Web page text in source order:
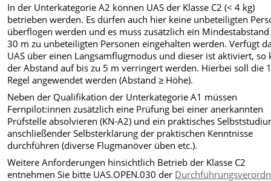
In der Unterkategorie A2 können UAS der Klasse C2 (< 4 kg)
betrieben werden. Es dürfen auch hier keine unbeteiligten
überflogen werden und es muss zusätzlich ein
30 m zu unbeteiligten Personen eingehalten werden. Verfügt
UAS über einen Langsamflugmodus und dieser ist aktiviert, so
der Abstand auf bis zu 5 m verringert werden. Hierbei soll die
Regel angewendet werden (Abstand ≥ Höhe).
Neben der Qualifikation der Unterkategorie A1 müssen
Fernpilot:innen zusätzlich eine Prüfung bei einer anerkannten
Prüfstelle absolvieren (KN-A2) und ein praktisches
anschließender Selbsterklärung der praktischen Kenntnisse
durchführen (diverse Flugmanöver üben etc.).
Weitere Anforderungen hinsichtlich Betrieb der Klasse C2
entnehmen Sie bitte UAS.OPEN.030 der